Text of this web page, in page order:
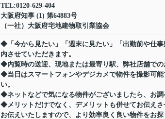
TEL:0120-629-404
大阪府知事 (1) 第64883号
（一社）大阪府宅地建物取引業協会
◆「今から見たい」「週末に見たい」「出勤前や仕
内させていただきます。
◆内覧時の送迎、現地または最寄り駅、弊社店舗での
◆当日はスマートフォンやデジカメで物件を撮影可
い。
◆ネットなどで気になる物件がございましたら、お調
◆メリットだけでなく、デメリットも併せてお伝え
お伝えいたしますので、より効率良く良い物件をお探